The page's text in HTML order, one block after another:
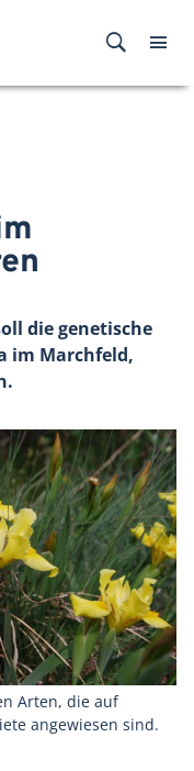
die genetische
im Marchfeld,
Arten, die auf
angewiesen sind.